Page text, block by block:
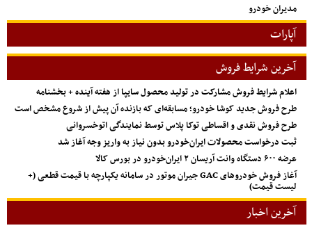
مدیران خودرو
آپارات
آخرین شرایط فروش
اعلام شرایط فروش مشارکت در تولید محصول سایپا از هفته آینده + بخشنامه
طرح فروش جدید کوشا خودرو؛ مسابقه‌ای که بازنده آن پیش از شروع مشخص است
طرح فروش نقدی و اقساطی توکا پلاس توسط نمایندگی اتوخسروانی
ثبت درخواست محصولات ایران‌خودرو بدون نیاز به واریز وجه آغاز شد
عرضه ۶۰۰ دستگاه وانت آریسان ۲ ایران‌خودرو در بورس کالا
آغاز فروش خودروهای GAC جیران موتور در سامانه یکپارچه با قیمت قطعی (+
لیست قیمت)
آخرین اخبار